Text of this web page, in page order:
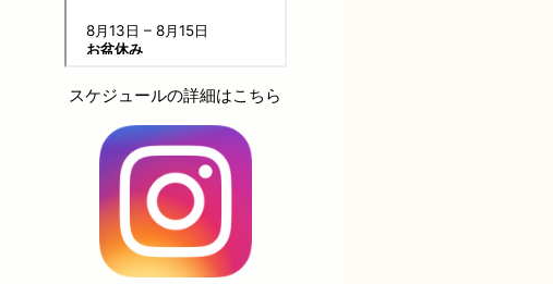
スケジュールの詳細はこちら